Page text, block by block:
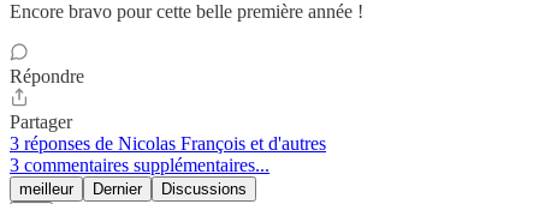
Encore bravo pour cette belle première année !
Répondre
Partager
3 réponses de Nicolas François et d'autres
3 commentaires supplémentaires...
meilleur Dernier Discussions